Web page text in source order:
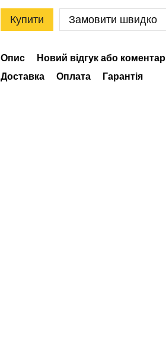
Купити Замовити швидко
Опис
Новий відгук або коментар
Доставка
Оплата Гарантія